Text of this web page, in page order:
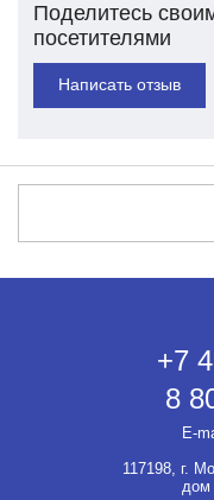
Поделитесь
посетителями
Написать отзыв
+7
8
E-
117198, г.
дом